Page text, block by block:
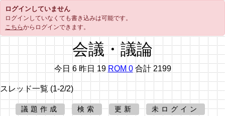
ログインしていません
ログインしていなくても書き込みは可能です。
こちらからログインできます。
会議・議論
今日 6 昨日 19 ROM 0合計 2199
スレッド一覧 (1-2/2)
議題作成 検索 更新 未ログイン